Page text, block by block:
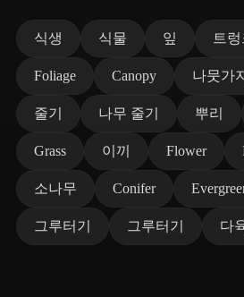
식생 식물 잎 트렁
Foliage Canopy 나뭇가지
줄기 나무 줄기 뿌리
Grass 이끼 Flower
소나무 Conifer
그루터기 그루터기 다